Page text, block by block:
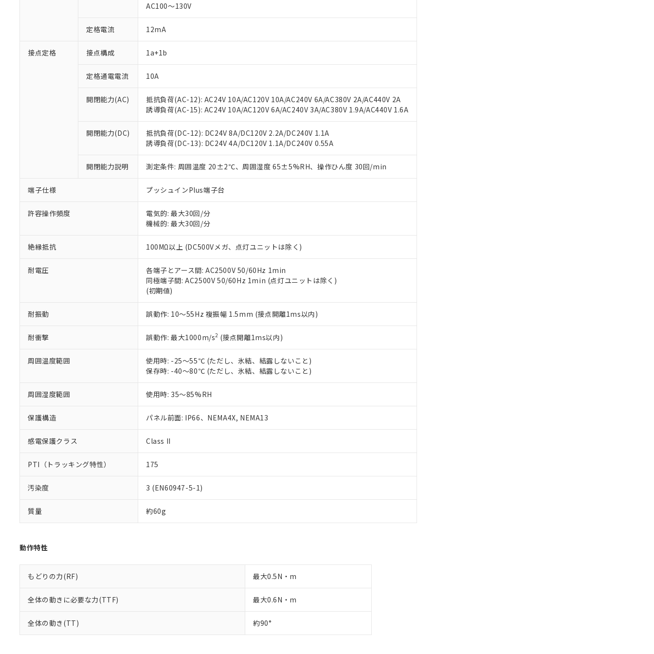
AC100～130V
定格電流 12mA
接点定格 接点構成 1a+1b
定格通電電流 10A
開閉能力(AC)
抵抗負荷(AC-12): AC24V 10A/AC120V 10A/AC240V 6A/AC380V 2A/AC440V 2A
誘導負荷(AC-15): AC24V 10A/AC120V 6A/AC240V 3A/AC380V 1.9A/AC440V 1.6A
開閉能力(DC)
抵抗負荷(DC-12): DC24V 8A/DC120V 2.2A/DC240V 1.1A
誘導負荷(DC-13): DC24V 4A/DC120V 1.1A/DC240V 0.55A
開閉能力説明 測定条件: 周囲温度 20±2℃、周囲湿度 65±5%RH、操作ひん度 30回/min
端子仕様 プッシュインPlus端子台
許容操作頻度
電気的: 最大30回/分
機械的: 最大30回/分
絶縁抵抗 100MΩ以上 (DC500Vメガ、点灯ユニットは除く)
耐電圧
各端子とアース間: AC2500V 50/60Hz 1min
同極端子間: AC2500V 50/60Hz 1min (点灯ユニットは除く)
(初期値)
耐振動 誤動作: 10～55Hz 複振幅 1.5mm (接点開離1ms以内)
耐衝撃 誤動作: 最大1000m/s2 (接点開離1ms以内)
周囲温度範囲
使用時: -25～55℃ (ただし、氷結、結露しないこと)
保存時: -40～80℃ (ただし、氷結、結露しないこと)
周囲湿度範囲 使用時: 35～85%RH
保護構造 パネル前面: IP66、NEMA4X, NEMA13
感電保護クラス Class II
PTI（トラッキング特性） 175
汚染度 3 (EN60947-5-1)
質量 約60g
動作特性
もどりの力(RF) 最大0.5N・m
全体の動きに必要な力(TTF) 最大0.6N・m
全体の動き(TT) 約90°
ご利用条件
以下の条件をお読みいただき、同意のうえご利用ください。
本サービスは、当社制御機器事業取扱商品の当社在庫状況および標準価格(税抜)を提供させていただ
くものです。
当社制御機器事業取扱商品の中には、本サービスの対象外となる商品もあることをご了承ください。
のであり、閲覧された時点での実際の在庫および標準価格とは異なる場合があることをご了承くださ
い。
正式な納期状況および標準価格はお客様のお取引先、またはお客様担当のオムロン制御機器販売店・
当社販売員にご相談ください。
オムロン制御機器販売店や当社販売拠点は「販売ネットワーク
」をご確認ください。
在庫状況および標準価格結果を当社の事前の承諾なく第三者に漏洩または開示しないようお願いしま
マイパーツ機能（部品リスト作成サービス）をご利用いただくには、I-Webメンバーズにご登録され
ている必要があります。
お客様が当ウェブサイト上で当社にご登録された部品リストについて、当社および当社の共同利用者
が、当社の製品・サービスに関するお客様との取引・商談に必要な範囲で利用することをご了承くだ
さい。
※当社の共同利用者とは、"個人情報の共同利用に関して"
の「1.共同利用者の範囲」に記載されて
いる法人を指します。
対応予定：EU RoHS指令（10物質）の非含有に対応した製品に切り替える予定のある商品です。
対応予定なし：EU RoHS指令（10物質）の非含有に非対応の商品で、対応品を出す予定はありません。
非該当品：ライセンス料など無形物で、有害物質有無と関係のない商品です。
仕入先様の事情により、非含有部品としていたものが、含有品と判明した場合などやむを得ず変更すること
があります。
*EU RoHS指令（10物質）：
鉛(Pb) 1000ppm以下、 水銀(Hg) 1000ppm以下、 カドミウム(Cd) 100ppm以下、
六価クロム(Cr(Ⅵ)) 1000ppm以下、ポリ臭化ビフェニル類(PBB) 1000ppm以下、ポリ臭化ジフェニルエーテル類(PBDE) 1000ppm以下、
但し、RoHS指令で産業用監視および制御機器に対する適用除外項目は除く。
フタル酸エステル類の４物質については閾値を超える意図的な使用がないことを確認しています。
※2 対応予定月
部品在庫の切り替え状況などにより、予定月が前後することがあります。
※3 非含有証明書ダウンロード
下記の非含有証明書をダウンロードすることができます。
EU RoHS指令（10物質）の非含有証明書
51物質の非含有証明書（当社基準）
※本証明書は発行日時点で非含有を証明するもので、過去に遡って非含有を証明するものではありません。
また、RoHS指令のフタル酸エステル類４物質の対応では、対応完了までの期間は出荷製品に未対応品が
混在することから備考欄に対応日を記載しておりました。
り割愛しております。
※1 中国RoHS○×表
「○」：最大均質材料含有率が中国RoHSの基準値以下であることを示します。
「－」：未確認です。当社販売部門へお問い合わせください。
*中国RoHS10物質の基準値 (GB/T26572)：
Pb(鉛) :1000ppm、 Hg(水銀) : 1000ppm、 Cd(カドミウム) : 100ppm、
Cr(Ⅵ)(六価クロム) : 1000ppm、 PBBs(ポリ臭化ビフェニル類) : 1000ppm、 PBDEs(ポリ臭化ジフェニルエーテル類) : 1000ppm、
DBP(フタル酸ジブチル) : 1000ppm、 DIBP(フタル酸ジイソブチル) : 1000ppm、 BBP(フタル酸ブチルベンジル) : 1000ppm、
※2 環境保護使用期限
「ｅ」：有害物質（10物質）のすべてが基準値以下であることを示します。
「10」：通常の使用状況下において有害物質が外部に漏えいし、環境に深刻な影響を及ぼさない年数を意
味します。
当社は、これら貴社製品のうち、外国為替および外国貿易法に定める商品（以下｢規制貨物等」とい
う）を輸出または国外への提供する場合は、日本国政府の輸出許可(または役務取引許可)を取得する
などの必要な手続きをとります。
ます。
当社は貴社製品を、核兵器、ミサイル、化学兵器、生物兵器またはその他武器並びにこれらの製造装
置等に一切使用いたしません。
当社は、貴社製品を第三者に販売する場合は、上記1、2および3の内容を当該第三者に通知します。
また当社は、販売先および販売に係わる関係者が違法に輸出するおそれがある場合は、取り引きをい
たしません。
記
号
説明
○ 一定数以上の在庫あり
△ 一定数には満たないが在庫あり
－
在庫なし(最新の在庫状況については、お客様のお取引先、またはお客様担当のオムロン制御
機器販売店・当社販売員にご確認ください)
空
白
受注生産機種、また在庫状況の情報を公開していない機種